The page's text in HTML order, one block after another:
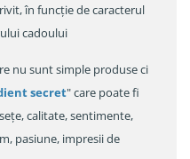
în funcție de caracterul
cadoului
nu sunt simple produse ci
secret" care poate fi
calitate, sentimente,
pasiune, impresii de